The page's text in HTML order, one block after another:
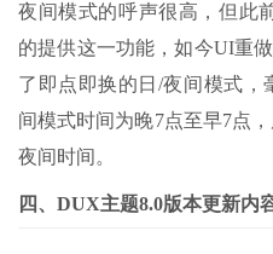
夜间模式的呼声很高，但此
的提供这一功能，如今UI重
了即点即换的日/夜间模式，
间模式时间为晚7点至早7点
夜间时间。
四、DUX主题8.0版本更新内